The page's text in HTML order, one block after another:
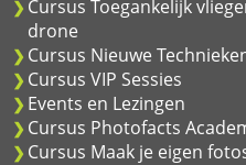
Cursus Toegankelijk
drone
Cursus Nieuwe
Cursus VIP Sessies
Events en Lezingen
Cursus Photofacts
Cursus Maak je eigen